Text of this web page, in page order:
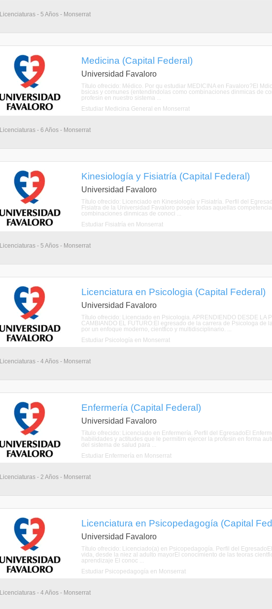
Licenciaturas - 5 Años - Monserrat
Medicina (Capital Federal)
Universidad Favaloro
Título ofrecido: Médico. Por qu estudiar MEDICINA en Favaloro?El
bsicas y comunes (entendindolas como combinaciones dinmicas de
profesin en nuestro sistema ...
Estudiar Medicina General en Monserrat
Licenciaturas - 6 Años - Monserrat
Kinesiología y Fisiatría (Capital Federal)
Universidad Favaloro
Título ofrecido: Licenciado en Kinesiología y Fisiatría. Perfil del
Fisiatra de la Universidad Favaloro poseer todas aquellas
combinaciones dinmicas de conoci ...
Estudiar Fisiatría en Monserrat
Licenciaturas - 5 Años - Monserrat
Licenciatura en Psicologia (Capital Federal)
Universidad Favaloro
Título ofrecido: Licenciado en Psicologia. APRENDIENDO DESDE LA
CAMBIANDO EL FUTURO:El egresado de la carrera de Psicologa
por un enfoque moderno, cientfico y multidisciplinario. ...
Estudiar Psicología en Monserrat
Licenciaturas - 4 Años - Monserrat
Enfermería (Capital Federal)
Universidad Favaloro
Título ofrecido: Licenciado en Enfermería. Perfil del EgresadoEl
habilidades y actitudes que le permitirn ejercer la profesin en forma
del sistema de salud para ...
Estudiar Enfermería en Monserrat
Licenciaturas - 2 Años - Monserrat
Licenciatura en Psicopedagogía (Capital
Universidad Favaloro
Título ofrecido: Licenciado(a) en Psicopedagogía. Perfil del
vida, desde la niez al adulto mayorEl conocimiento de las teoras
aprendizaje El conoc ...
Estudiar Psicopedagogía en Monserrat
Licenciaturas - 4 Años - Monserrat